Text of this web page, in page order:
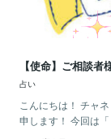
【使命】ご相談
占い
こんにちは！ チャ
申します！ 今回は